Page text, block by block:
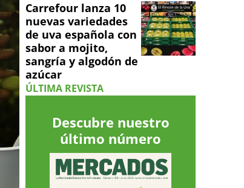
Carrefour lanza 10
nuevas variedades
de uva española con
sabor a mojito,
sangría y algodón de
azúcar
ÚLTIMA REVISTA
Descubre nuestro
último número